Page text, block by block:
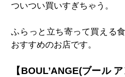
ついつい買いすぎちゃう。
ふらっと立ち寄って買える
おすすめのお店です。
【BOUL’ANGE(ブール